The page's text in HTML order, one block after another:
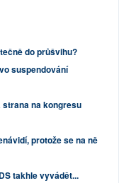
do průšvihu?
suspendování
na kongresu
protože se na ně
takhle vyvádět...